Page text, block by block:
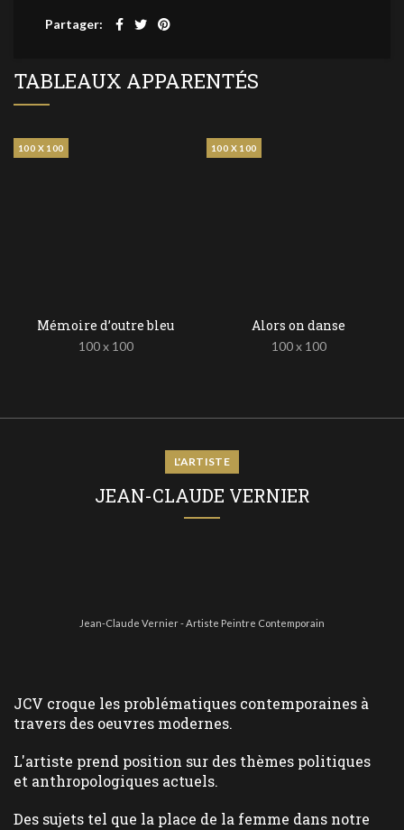
Partager
TABLEAUX APPARENTÉS
100 X 100
Mémoire d’outre bleu
100 x 100
100 X 100
Alors on danse
100 x 100
L'ARTISTE
JEAN-CLAUDE VERNIER
Jean-Claude Vernier - Artiste Peintre Contemporain
JCV croque les problématiques contemporaines à
travers des oeuvres modernes.
L'artiste prend position sur des thèmes politiques
et anthropologiques actuels.
Des sujets tel que la place de la femme dans notre